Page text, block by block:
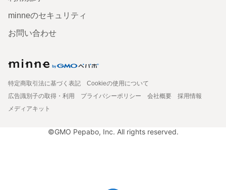
minneのセキュリティ
お問い合わせ
特定商取引法に基づく表記
Cookieの使用について
広告識別子の取得・利用
プライバシーポリシー 会社概要
採用情報
メディアキット
©GMO Pepabo, Inc. All rights reserved.